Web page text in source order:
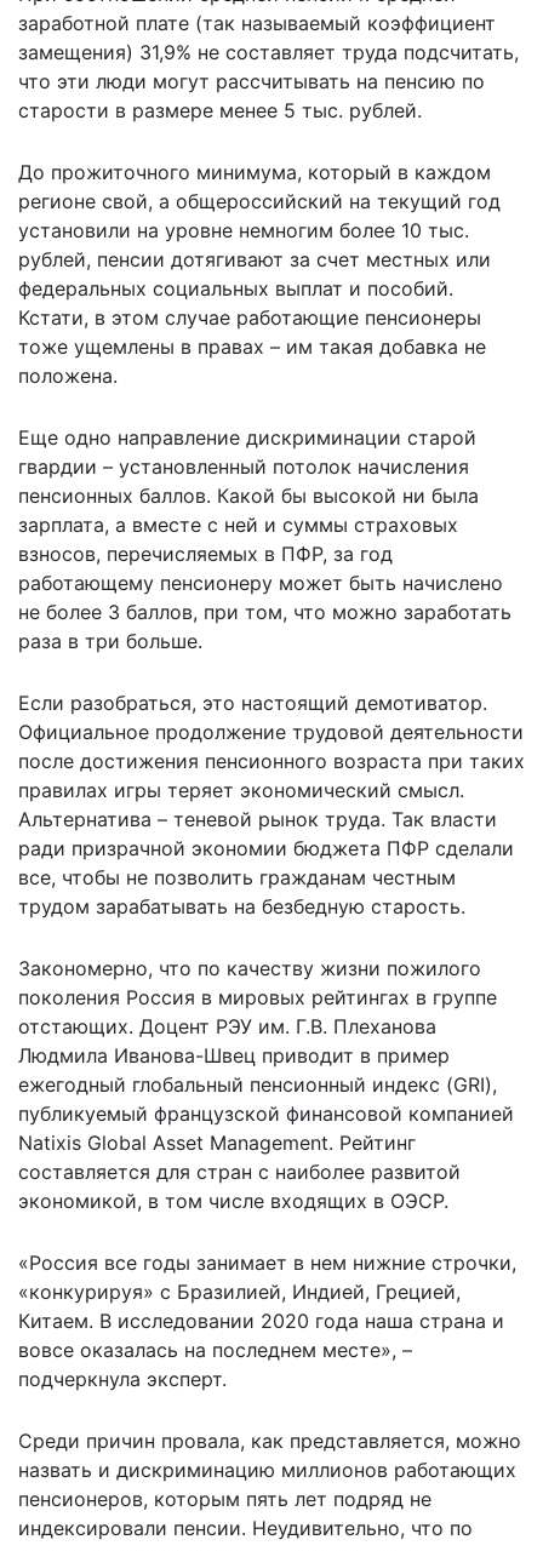
заработной плате (так называемый коэффициент
замещения) 31,9% не составляет труда подсчитать,
что эти люди могут рассчитывать на пенсию по
старости в размере менее 5 тыс. рублей.
До прожиточного минимума, который в каждом
регионе свой, а общероссийский на текущий год
установили на уровне немногим более 10 тыс.
рублей, пенсии дотягивают за счет местных или
федеральных социальных выплат и пособий.
Кстати, в этом случае работающие пенсионеры
тоже ущемлены в правах – им такая добавка не
положена.
Еще одно направление дискриминации старой
гвардии – установленный потолок начисления
пенсионных баллов. Какой бы высокой ни была
зарплата, а вместе с ней и суммы страховых
взносов, перечисляемых в ПФР, за год
работающему пенсионеру может быть начислено
не более 3 баллов, при том, что можно заработать
раза в три больше.
Если разобраться, это настоящий демотиватор.
Официальное продолжение трудовой деятельности
после достижения пенсионного возраста при таких
правилах игры теряет экономический смысл.
Альтернатива – теневой рынок труда. Так власти
ради призрачной экономии бюджета ПФР сделали
все, чтобы не позволить гражданам честным
трудом зарабатывать на безбедную старость.
Закономерно, что по качеству жизни пожилого
поколения Россия в мировых рейтингах в группе
отстающих. Доцент РЭУ им. Г.В. Плеханова
Людмила Иванова-Швец приводит в пример
ежегодный глобальный пенсионный индекс (GRI),
публикуемый французской финансовой компанией
Natixis Global Asset Management. Рейтинг
составляется для стран с наиболее развитой
экономикой, в том числе входящих в ОЭСР.
«Россия все годы занимает в нем нижние строчки,
«конкурируя» с Бразилией, Индией, Грецией,
Китаем. В исследовании 2020 года наша страна и
вовсе оказалась на последнем месте», –
подчеркнула эксперт.
Среди причин провала, как представляется, можно
назвать и дискриминацию миллионов работающих
пенсионеров, которым пять лет подряд не
индексировали пенсии. Неудивительно, что по